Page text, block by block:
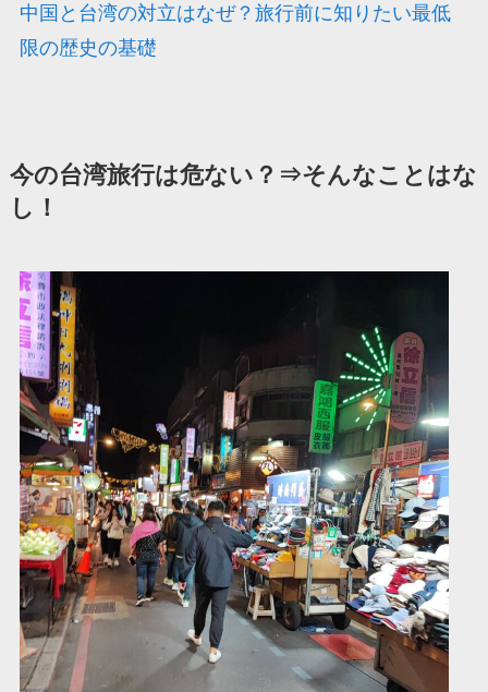
中国と台湾の対立はなぜ？旅行前に知りたい最低
限の歴史の基礎
今の台湾旅行は危ない？⇒そんなことはな
し！